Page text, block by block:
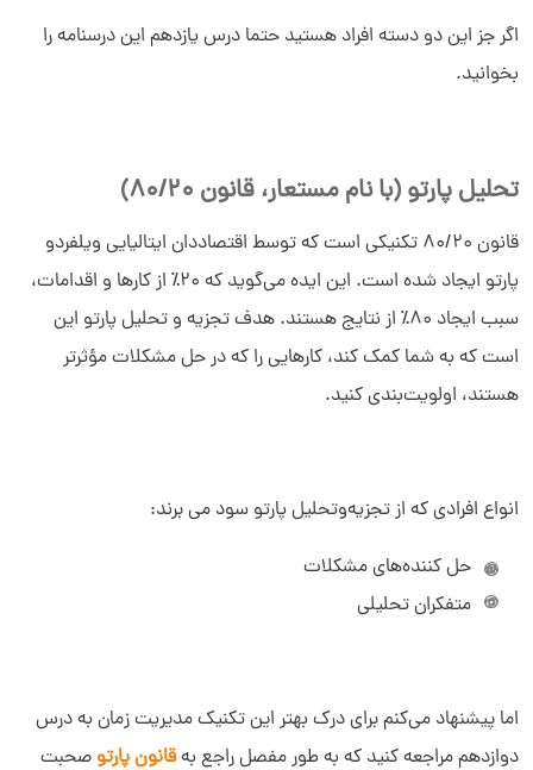
اگر جز این دو دسته افراد هستید حتما درس یازدهم این درسنامه را
بخوانید.
تحلیل پارتو (با نام مستعار، قانون 80/20)
قانون 80/20 تکنیکی است که توسط اقتصاددان ایتالیایی ویلفردو
پارتو ایجاد شده است. این ایده می‌گوید که 20٪ از کارها و اقدامات،
سبب ایجاد 80٪ از نتایج هستند. هدف تجزیه و تحلیل پارتو این
است که به شما کمک کند، کارهایی را که در حل مشکلات مؤثرتر
هستند، اولویت‌بندی کنید.
انواع افرادی که از تجزیه‌و‌تحلیل پارتو سود می برند:
حل کننده‌های مشکلات
متفکران تحلیلی
اما پیشنهاد می‌کنم برای درک بهتر این تکنیک مدیریت زمان به درس
دوازدهم مراجعه کنید که به طور مفصل راجع بهقانون پارتو صحبت